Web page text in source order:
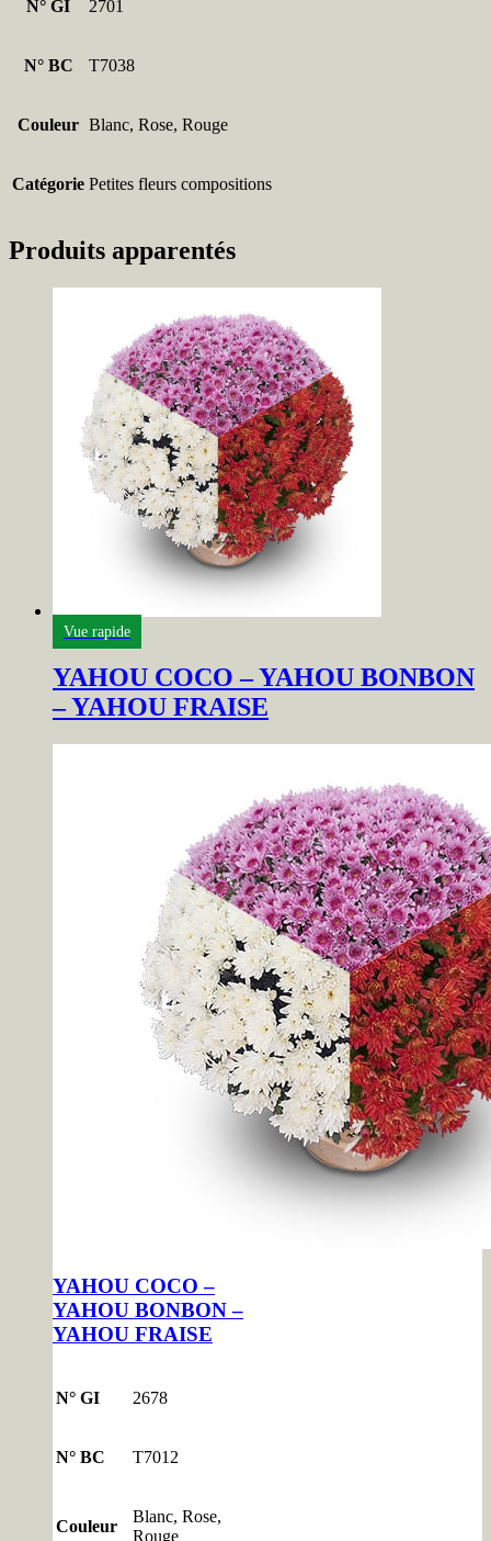
N° GI 2701
N° BC T7038
Couleur Blanc, Rose, Rouge
Catégorie Petites fleurs compositions
Produits apparentés
Vue rapide
YAHOU COCO – YAHOU BONBON
– YAHOU FRAISE
YAHOU COCO –
YAHOU BONBON –
YAHOU FRAISE
N° GI 2678
N° BC T7012
Couleur
Blanc, Rose,
Rouge